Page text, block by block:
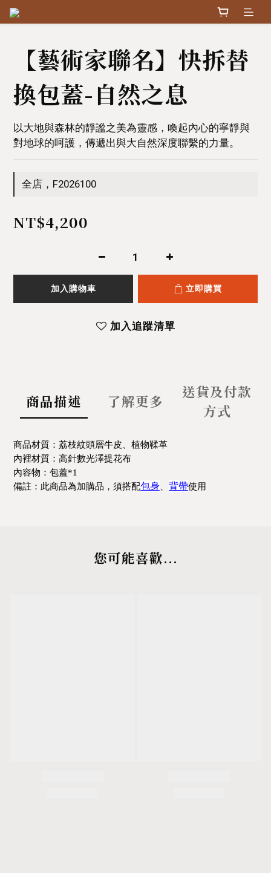
【藝術家聯名】快拆替
換包蓋-自然之息
以大地與森林的靜謐之美為靈感，喚起內心的寧靜與
對地球的呵護，傳遞出與大自然深度聯繫的力量。
全店，F2026100
NT$4,200
加入購物車 立即購買
加入追蹤清單
商品描述 了解更多
送貨及付款
方式
商品材質： 荔枝紋頭層牛皮、植物鞣革
內裡材質：高針數光澤提花布
內容物：包蓋*1
備註：此商品為加購品，須搭配包身、 背帶使用
您可能喜歡...